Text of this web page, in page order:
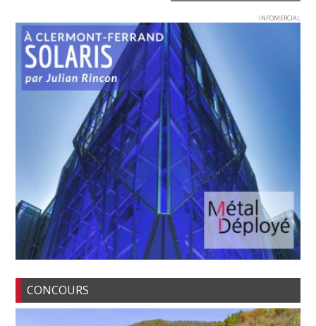
INFOMERCIAL
CONCOURS